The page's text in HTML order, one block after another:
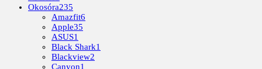
Okosóra235
Amazfit6
Apple35
ASUS1
Black Shark1
Blackview2
Canyon1